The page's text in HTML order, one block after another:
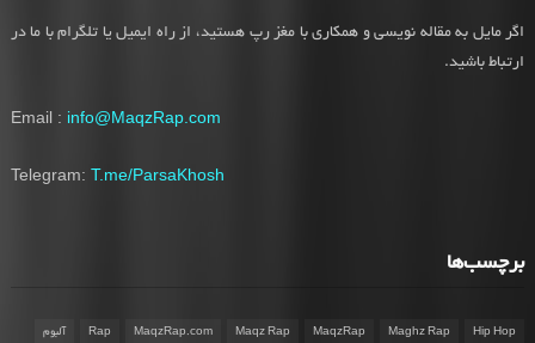
اگر مایل به مقاله نویسی و همکاری با مغز رپ هستید، از راه ایمیل یا تلگرام با ما در
ارتباط باشید.
Email : info@MaqzRap.com
Telegram: T.me/ParsaKhosh
برچسب‌ها
Hip Hop
Maghz Rap
MaqzRap
Maqz Rap
MaqzRap.com
Rap آلبوم